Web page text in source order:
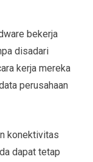
bekerja
disadari
kerja mereka
perusahaan
konektivitas
dapat tetap